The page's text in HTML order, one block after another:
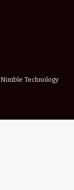
Nimble Technology.